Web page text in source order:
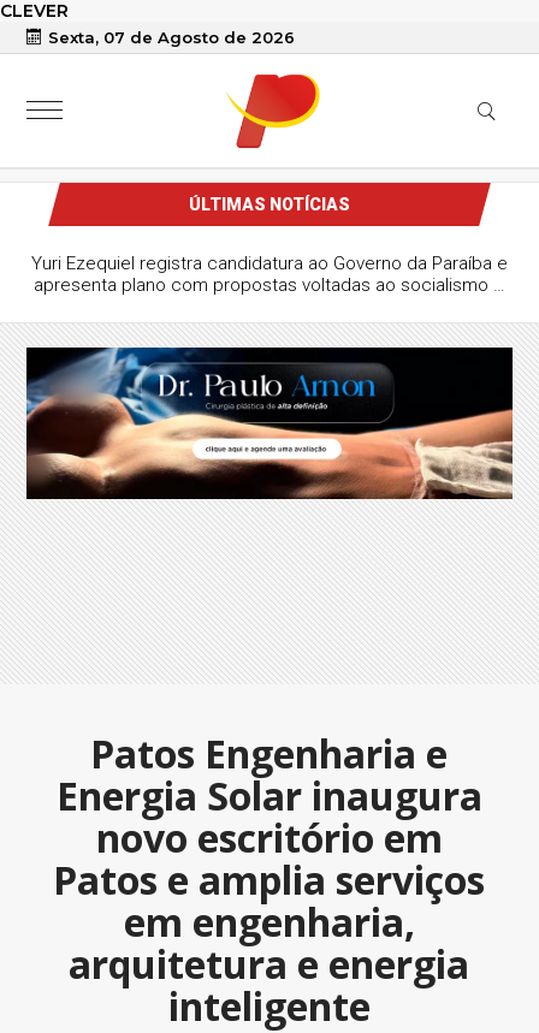
CLEVER
Sexta, 07 de Agosto de 2026
ÚLTIMAS NOTÍCIAS
Yuri Ezequiel registra candidatura ao Governo da Paraíba e
apresenta plano com propostas voltadas ao socialismo e
Patos Engenharia e
Energia Solar inaugura
novo escritório em
Patos e amplia serviços
em engenharia,
arquitetura e energia
inteligente